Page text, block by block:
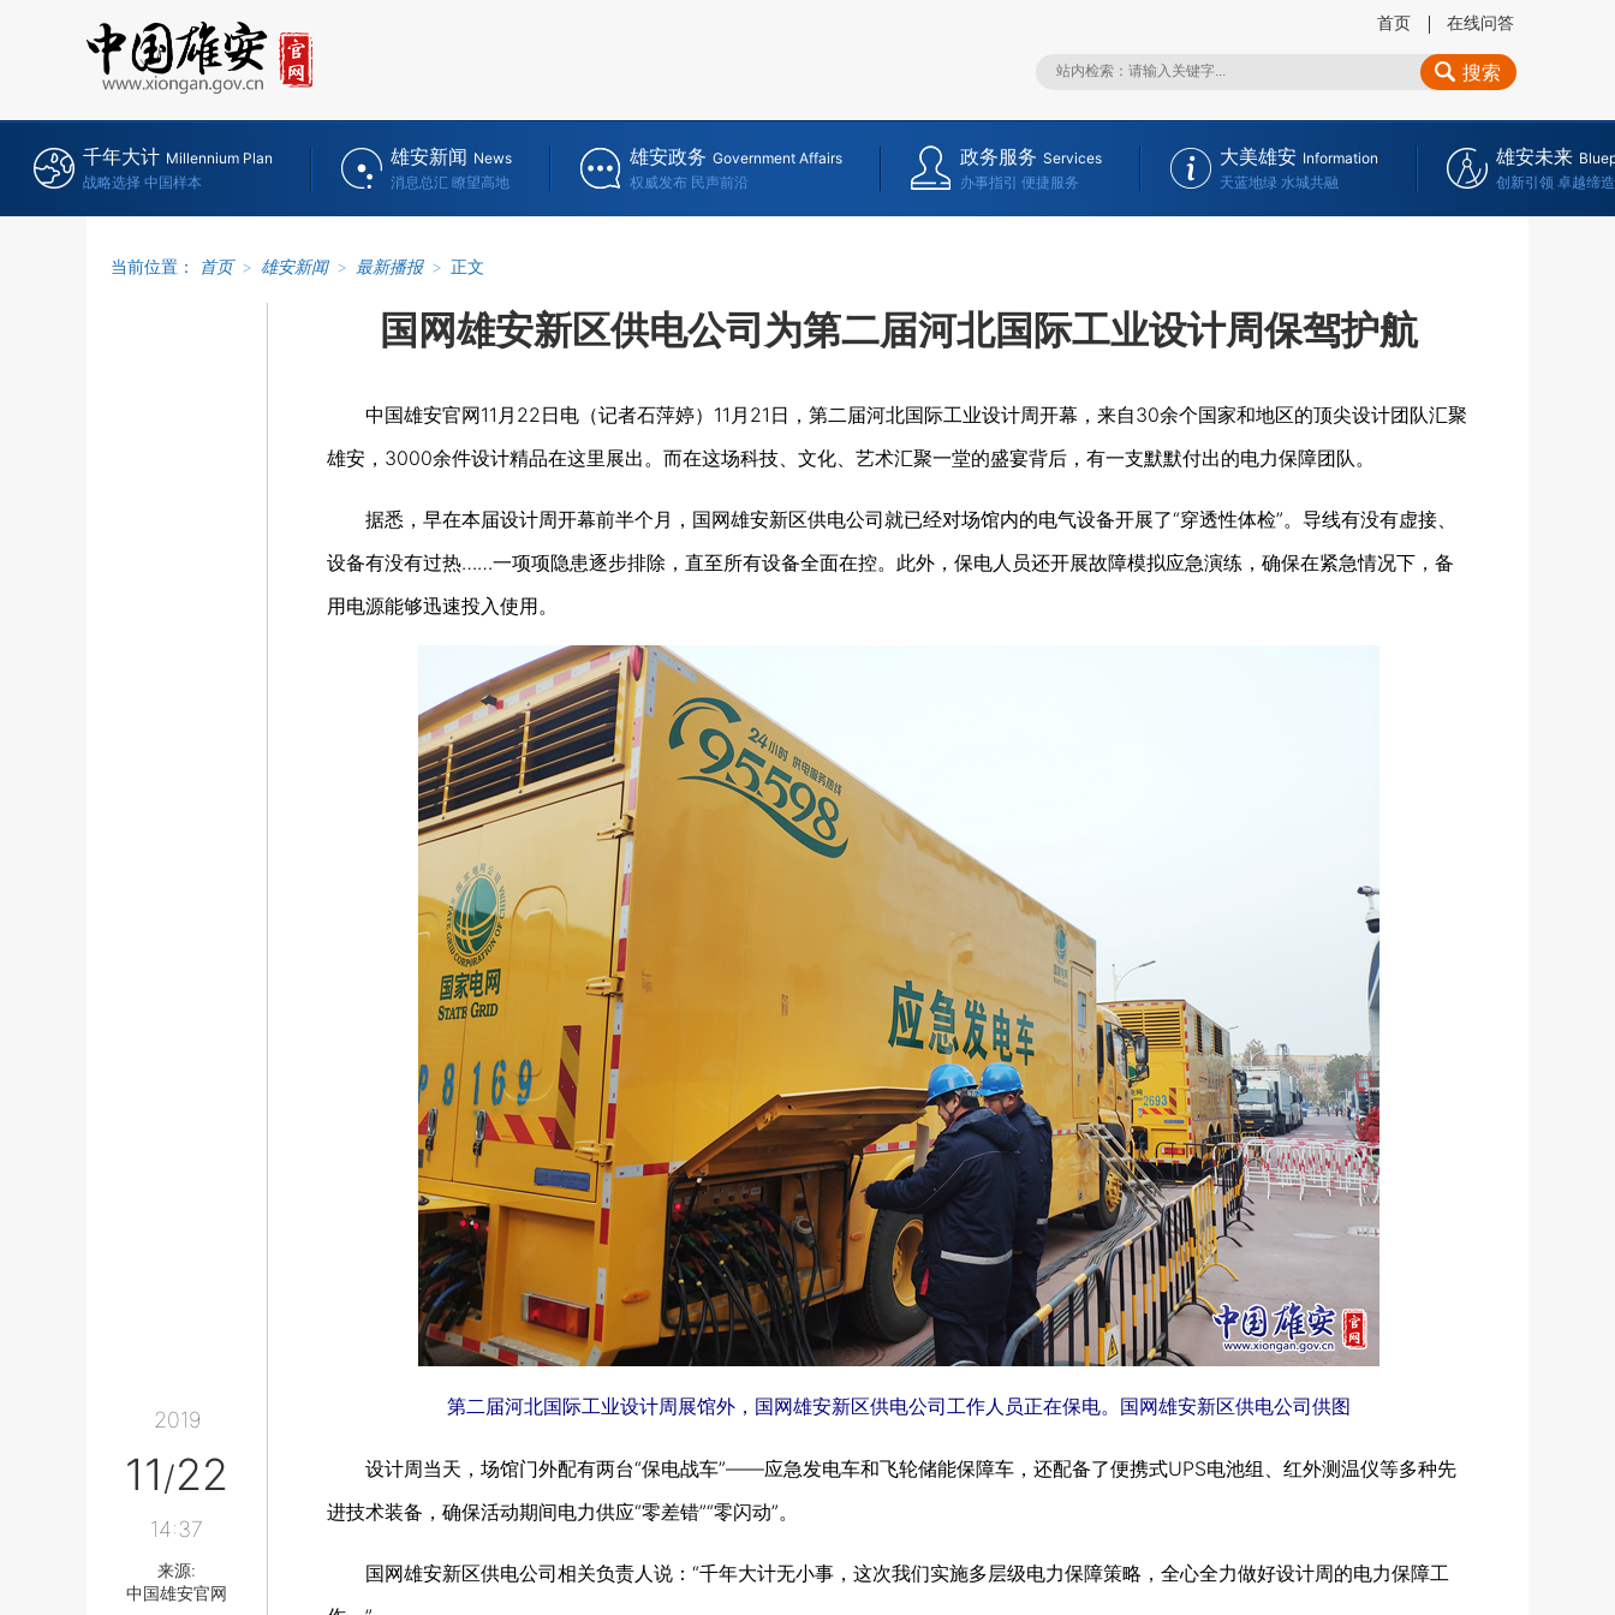
首页 在线问答
搜索
千年大计 Millennium Plan
战略选择 中国样本
雄安新闻 News
消息总汇 瞭望高地
雄安政务 Government Affairs
权威发布 民声前沿
政务服务 Services
办事指引 便捷服务
大美雄安 Information
天蓝地绿 水城共融
雄安未来
创新引领 卓越缔造
当前位置： 首页 > 雄安新闻 > 最新播报 > 正文
2019
11/22
14:37
来源:
中国雄安官网
国网雄安新区供电公司为第二届河北国际工业设计周保驾护航
中国雄安官网11月22日电（记者石萍婷）11月21日，第二届河北国际工业设计周开幕，来自30余个国家和地区的顶尖设计团队汇聚
雄安，3000余件设计精品在这里展出。而在这场科技、文化、艺术汇聚一堂的盛宴背后，有一支默默付出的电力保障团队。
据悉，早在本届设计周开幕前半个月，国网雄安新区供电公司就已经对场馆内的电气设备开展了“穿透性体检”。导线有没有虚接、
设备有没有过热……一项项隐患逐步排除，直至所有设备全面在控。此外，保电人员还开展故障模拟应急演练，确保在紧急情况下，备
用电源能够迅速投入使用。
第二届河北国际工业设计周展馆外，国网雄安新区供电公司工作人员正在保电。国网雄安新区供电公司供图
设计周当天，场馆门外配有两台“保电战车”——应急发电车和飞轮储能保障车，还配备了便携式UPS电池组、红外测温仪等多种先
进技术装备，确保活动期间电力供应“零差错”“零闪动”。
国网雄安新区供电公司相关负责人说：“千年大计无小事，这次我们实施多层级电力保障策略，全心全力做好设计周的电力保障工